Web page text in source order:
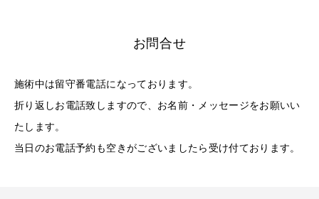
お問合せ
施術中は留守番電話になっております。
折り返しお電話致しますので、お名前・メッセージをお願いい
たします。
当日のお電話予約も空きがございましたら受け付ております。